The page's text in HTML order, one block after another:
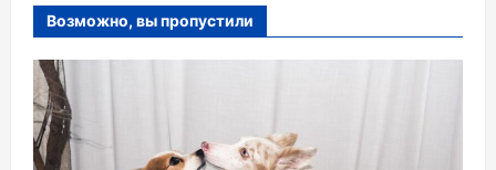
Возможно, вы пропустили